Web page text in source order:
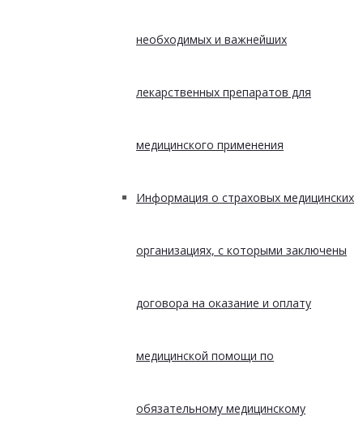
необходимых и важнейших
лекарственных препаратов для
медицинского применения
Информация о страховых медицинских
организациях, с которыми заключены
договора на оказание и оплату
медицинской помощи по
обязательному медицинскому